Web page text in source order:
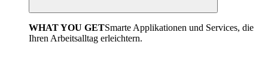
WHAT YOU GETSmarte Applikationen und Services, die
Ihren Arbeitsalltag erleichtern.